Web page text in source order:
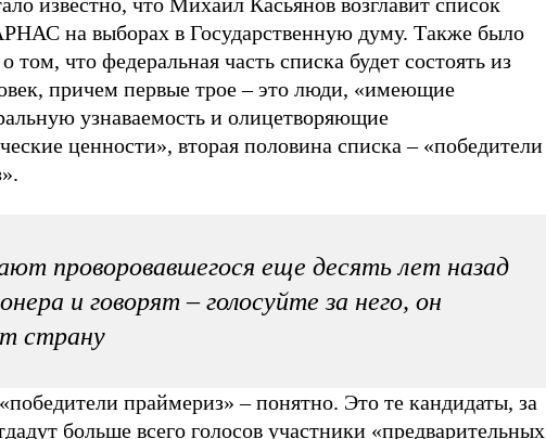
на выборах в Государственную думу. Также было
том, что федеральная часть списка будет состоять из
причем первые трое – это люди, «имеющие
узнаваемость и олицетворяющие
ценности», вторая половина списка – «победители
проворовавшегося еще десять лет назад
и говорят – голосуйте за него, он
страну
праймериз» – понятно. Это те кандидаты, за
больше всего голосов участники «предварительных